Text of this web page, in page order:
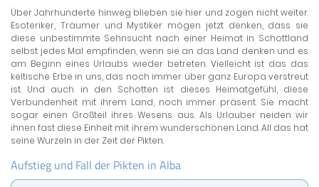
Über Jahrhunderte hinweg blieben sie hier und zogen nicht weiter.
Esoteriker, Träumer und Mystiker mögen jetzt denken, dass sie
diese unbestimmte Sehnsucht nach einer Heimat in Schottland
selbst jedes Mal empfinden, wenn sie an das Land denken und es
am Beginn eines Urlaubs wieder betreten. Vielleicht ist das das
keltische Erbe in uns, das noch immer über ganz Europa verstreut
ist. Und auch in den Schotten ist dieses Heimatgefühl, diese
Verbundenheit mit ihrem Land, noch immer präsent. Sie macht
sogar einen Großteil ihres Wesens aus. Als Urlauber neiden wir
ihnen fast diese Einheit mit ihrem wunderschönen Land. All das hat
seine Wurzeln in der Zeit der Pikten.
Aufstieg und Fall der Pikten in Alba